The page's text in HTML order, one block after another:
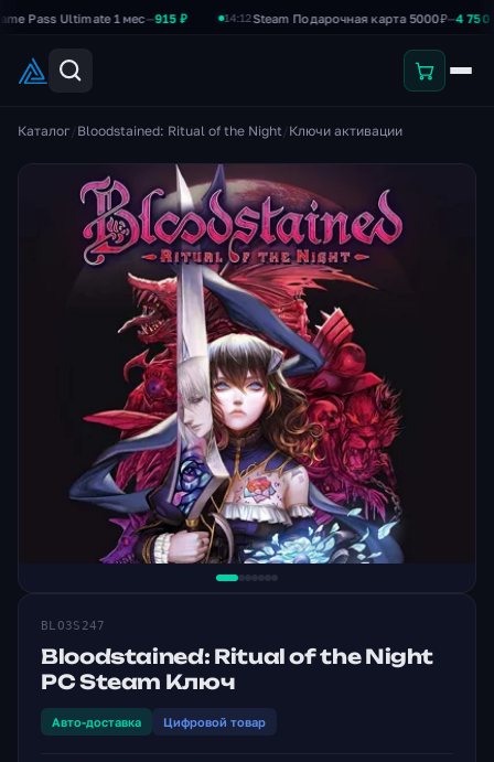
Ultimate 1 мес— 915 ₽ 14:12Steam Подарочная карта 5000₽—4 750 ₽
Каталог /Bloodstained: Ritual of the Night/Ключи активации
BLO3S247
Bloodstained: Ritual of the Night
PC Steam Ключ
Авто-доставка Цифровой товар